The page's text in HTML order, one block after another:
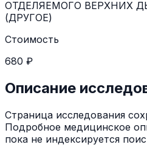
ОТДЕЛЯЕМОГО ВЕРХНИХ
(ДРУГОЕ)
Стоимость
680 ₽
Описание
Страница исследования
Подробное медицинское
пока не индексируется